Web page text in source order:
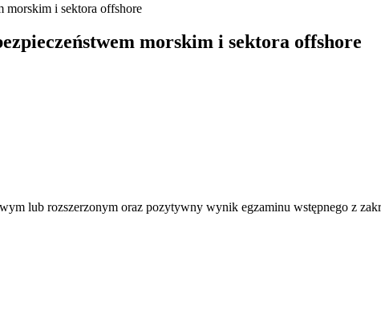
morskim i sektora offshore
morskim i sektora offshore
lub rozszerzonym oraz pozytywny wynik egzaminu wstępnego z